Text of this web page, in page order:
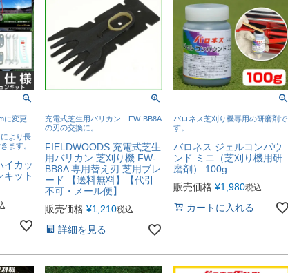
に変更
より長
ます。
イカッ
キット
充電式芝生用バリカン FW-BB8A
の刃の交換に。
FIELDWOODS 充電式芝生
用バリカン 芝刈り機 FW-
BB8A 専用替え刃 芝用ブレ
ード 【送料無料】【代引
不可・メール便】
販売価格 ¥1,210税込
詳細を見る
バロネス芝刈り機専用の研磨剤で
す。
バロネス ジェルコンパウ
ンド ミニ（芝刈り機用研
磨剤） 100g
販売価格 ¥1,980税込
カートに入れる